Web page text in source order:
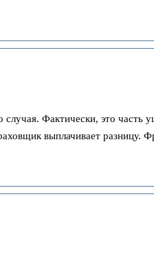
Фактически, это часть
выплачивает разницу.